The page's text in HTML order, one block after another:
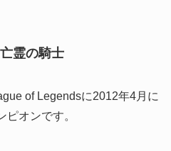
霊の騎士
of Legendsに2012年4月に
オンです。